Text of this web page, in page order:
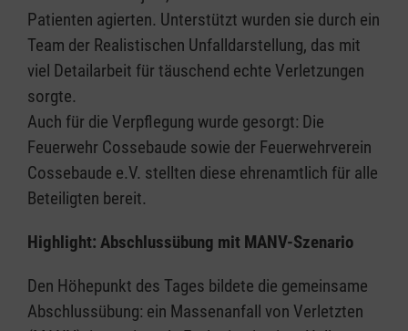
Patienten agierten. Unterstützt wurden sie durch ein
Team der Realistischen Unfalldarstellung, das mit
viel Detailarbeit für täuschend echte Verletzungen
sorgte.
Auch für die Verpflegung wurde gesorgt: Die
Feuerwehr Cossebaude sowie der Feuerwehrverein
Cossebaude e.V. stellten diese ehrenamtlich für alle
Beteiligten bereit.
Highlight: Abschlussübung mit MANV-Szenario
Den Höhepunkt des Tages bildete die gemeinsame
Abschlussübung: ein Massenanfall von Verletzten